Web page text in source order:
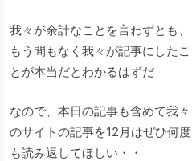
我々が余計なことを言わずとも、
もう間もなく我々が記事にしたこ
とが本当だとわかるはずだ
なので、本日の記事も含めて我々
のサイトの記事を12月はぜひ何度
も読み返してほしい・・